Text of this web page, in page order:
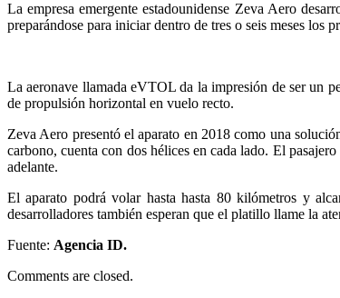
La empresa emergente estadounidense Zeva Aero
preparándose para iniciar dentro de tres o seis meses
La aeronave llamada eVTOL da la impresión de ser un
de propulsión horizontal en vuelo recto.
Zeva Aero presentó el aparato en 2018 como una
carbono, cuenta con dos hélices en cada lado. El
adelante.
El aparato podrá volar hasta hasta 80 kilómetros y
desarrolladores también esperan que el platillo llame la
Fuente: Agencia ID.
Comments are closed.